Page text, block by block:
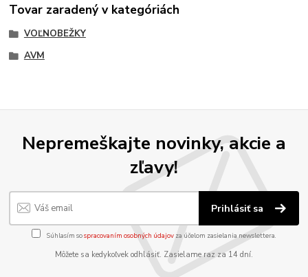
Tovar zaradený v kategóriách
VOĽNOBEŽKY
AVM
Nepremeškajte novinky, akcie a
zľavy!
Prihlásiť sa
Súhlasím sospracovaním osobných údajov za účelom zasielania newslettera.
Môžete sa kedykoľvek odhlásiť. Zasielame raz za 14 dní.